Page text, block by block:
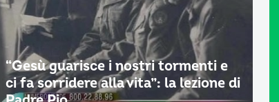
“Gesù guarisce i nostri tormenti e
ci fa sorridere alla vita”: la lezione di